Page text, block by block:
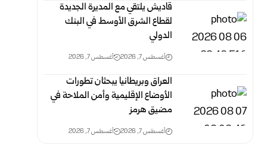
قاديش يلتقي مع المديرة الجديدة
لقطاع الشرق الأوسط في البنك
الدولي
أغسطس 7, 2026 أغسطس 7, 2026
العراق وبريطانيا يبحثان تطورات
الأوضاع الإقليمية وأمن الملاحة في
مضيق هرمز
أغسطس 7, 2026 أغسطس 7, 2026